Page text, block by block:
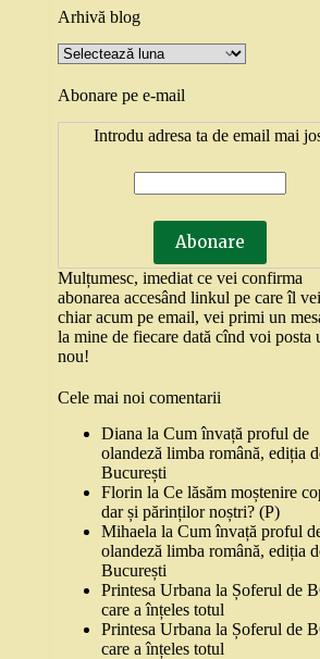
Arhivă blog
Arhivă
blog
Abonare pe e-mail
Introdu adresa ta de email mai
Mulțumesc, imediat ce vei confirma
abonarea accesând linkul pe care îl
chiar acum pe email, vei primi un
la mine de fiecare dată cînd voi posta
nou!
Cele mai noi comentarii
Diana laCum învață proful de
olandeză limba română, ediția
București
Florin laCe lăsăm moștenire
dar și părinților noștri? (P)
Mihaela laCum învață proful
olandeză limba română, ediția
București
Printesa Urbana la Șoferul de
care a înțeles totul
Printesa Urbana la Șoferul de
care a înțeles totul